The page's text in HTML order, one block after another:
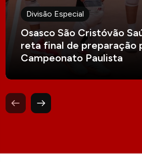
Divisão Especial
Osasco São Cristóvão
reta final de preparação
Campeonato Paulista